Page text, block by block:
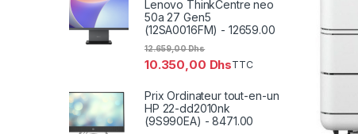
Lenovo ThinkCentre neo
50a 27 Gen5
(12SA0016FM) - 12659.00
10.350,00 Dhs
12.659,00Dhs
TTC
Prix Ordinateur tout-en-un
HP 22-dd2010nk
(9S990EA) - 8471.00